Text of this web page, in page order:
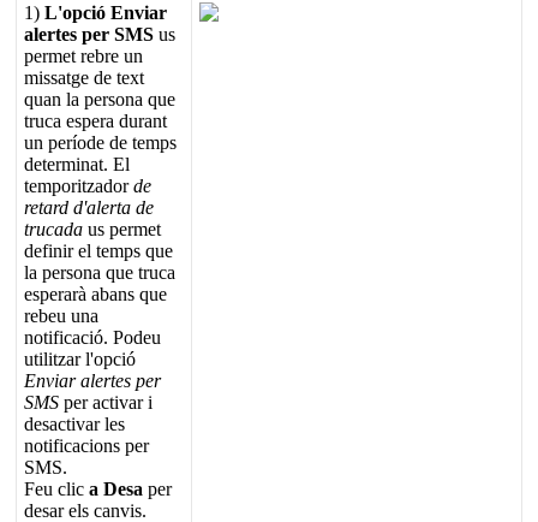
1) L'opció Enviar
alertes per SMS us
permet rebre un
missatge de text
quan la persona que
truca espera durant
un període de temps
determinat. El
temporitzador de
retard d'alerta de
trucada us permet
definir el temps que
la persona que truca
esperarà abans que
rebeu una
notificació. Podeu
utilitzar l'opció
Enviar alertes per
SMS per activar i
desactivar les
notificacions per
SMS.
Feu clic a Desa per
desar els canvis.